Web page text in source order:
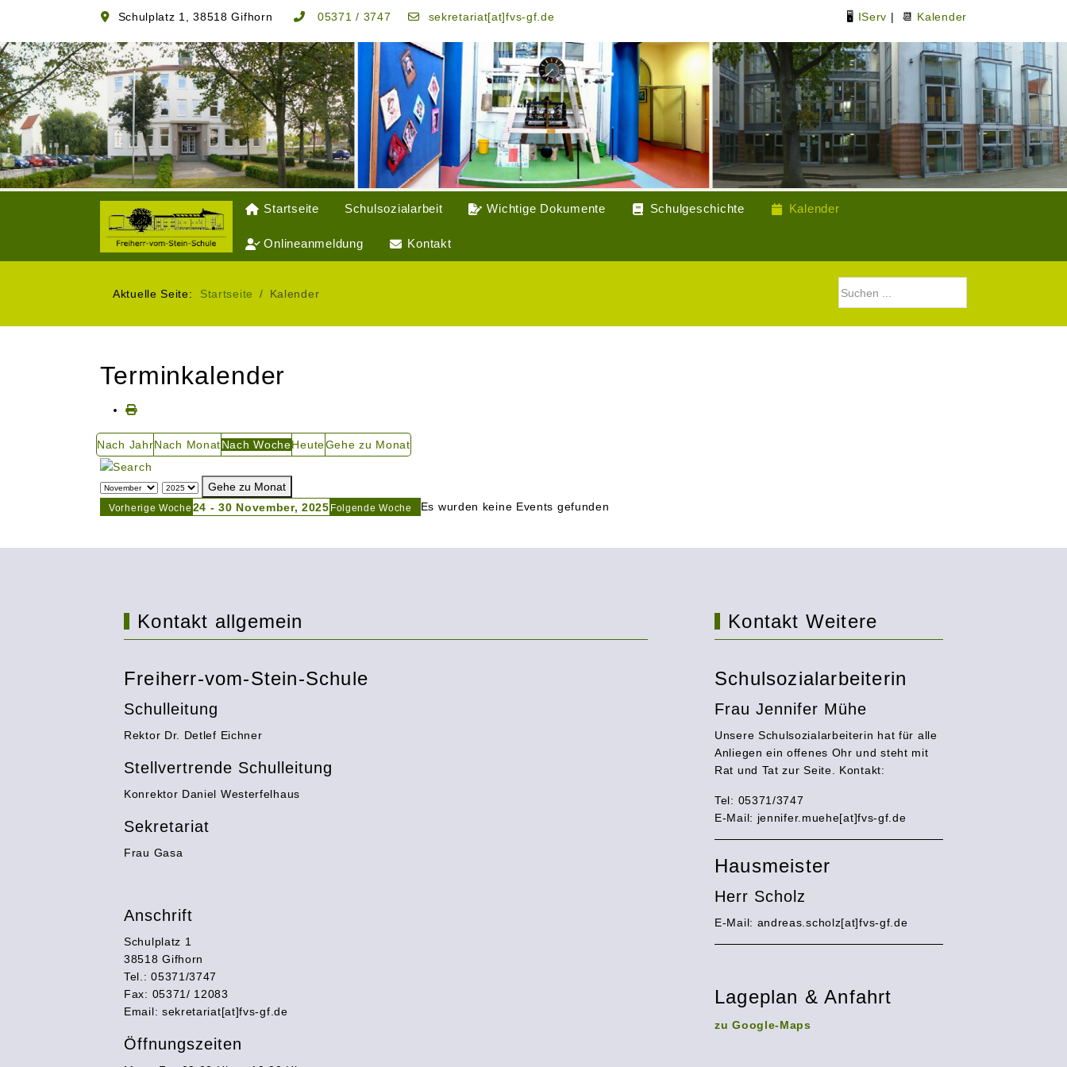
Schulplatz 1, 38518 Gifhorn 05371 / 3747 sekretariat[at]fvs-gf.de 🖥 IServ | 📆 Kalender
Startseite Schulsozialarbeit Wichtige Dokumente Schulgeschichte Kalender
Onlineanmeldung Kontakt
Aktuelle Seite: Startseite Kalender
Terminkalender
Nach JahrNach MonatNach WocheHeuteGehe zu Monat
Gehe zu Monat
Vorherige Woche 24 - 30 November, 2025 Folgende Woche Es wurden keine Events gefunden
Kontakt allgemein
Freiherr-vom-Stein-Schule
Schulleitung
Rektor Dr. Detlef Eichner
Stellvertrende Schulleitung
Konrektor Daniel Westerfelhaus
Sekretariat
Frau Gasa
Anschrift
Schulplatz 1
38518 Gifhorn
Tel.: 05371/3747
Fax: 05371/ 12083
Email: sekretariat[at]fvs-gf.de
Öffnungszeiten
Kontakt Weitere
Schulsozialarbeiterin
Frau Jennifer Mühe
Unsere Schulsozialarbeiterin hat für alle
Anliegen ein offenes Ohr und steht mit
Rat und Tat zur Seite. Kontakt:
Tel: 05371/3747
E-Mail: jennifer.muehe[at]fvs-gf.de
Hausmeister
Herr Scholz
E-Mail: andreas.scholz[at]fvs-gf.de
Lageplan & Anfahrt
zu Google-Maps